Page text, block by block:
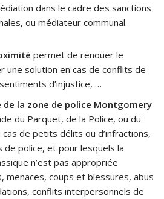
dans le cadre des sanctions
ou médiateur communal.
permet de renouer le
une solution en cas de conflits de
d’injustice, …
la zone de police Montgomery
du Parquet, de la Police, ou du
de petits délits ou d’infractions,
de police, et pour lesquels la
n’est pas appropriée
menaces, coups et blessures, abus
conflits interpersonnels de